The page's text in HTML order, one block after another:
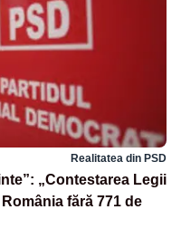
Realitatea din PSD
„Contestarea Legii
fără 771 de